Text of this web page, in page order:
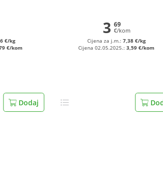
€/kg
€/kom
Dodaj
3 69
€/kom
Cijena za j.m.: 7,38 €/kg
Cijena 02.05.2025.:3,59 €/kom